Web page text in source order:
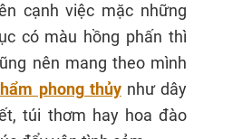
cạnh việc mặc những
có màu hồng phấn thì
nên mang theo mình
phong thủynhư dây
túi thơm hay hoa đào